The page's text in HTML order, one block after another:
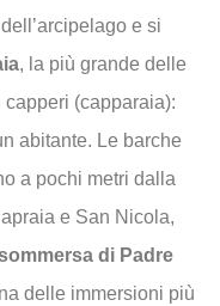
e si
, la più grande delle
capperi (capparaia):
abitante. Le barche
a pochi metri dalla
e San Nicola,
di Padre
delle immersioni più